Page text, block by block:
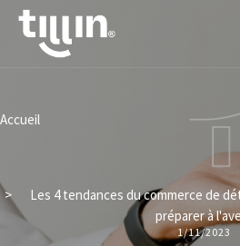
Accueil
>
Les 4 tendances du commerce de
préparer à
1/11/2023